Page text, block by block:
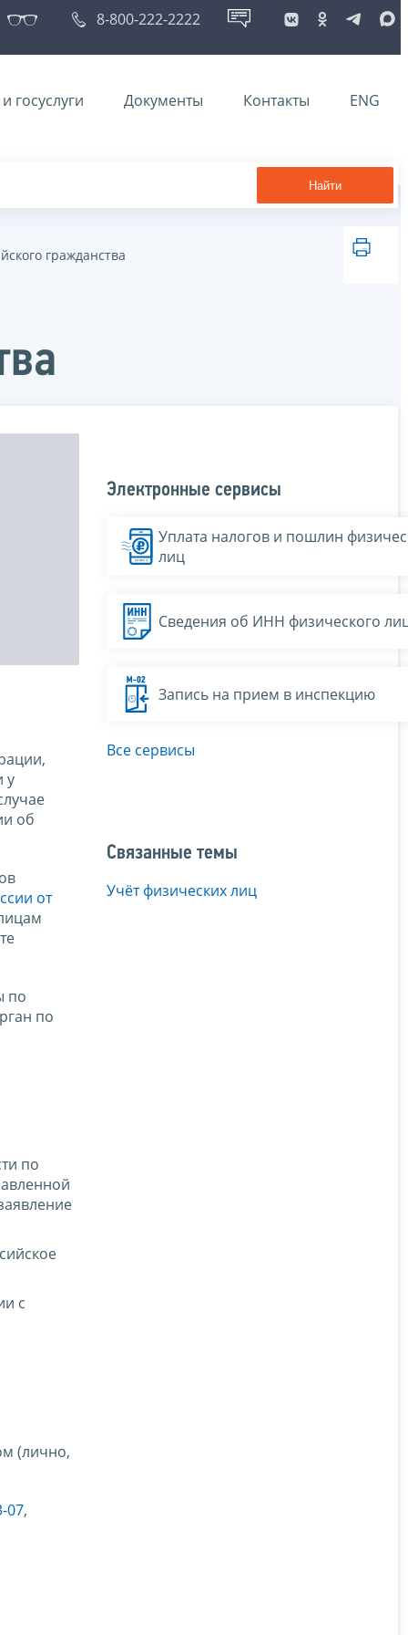
8-800-222-2222
госуслуги Документы Контакты ENG
Найти
гражданства
у
об
от
по
по
по
с
(лично,
07,
Электронные сервисы
Уплата налогов и пошлин
лиц
Сведения об ИНН физического
Запись на прием в инспекцию
Все сервисы
Связанные темы
Учёт физических лиц